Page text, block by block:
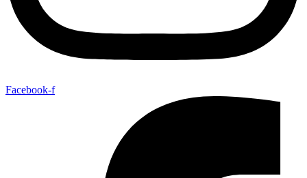
Facebook-f